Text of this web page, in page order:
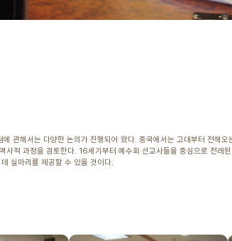
관해서는 다양한 논의가 진행되어 왔다. 중국에서는 고대부터 전해
사적 과정을 검토한다. 16세기부터 예수회 선교사들을 중심으로 전
실마리를 제공할 수 있을 것이다.